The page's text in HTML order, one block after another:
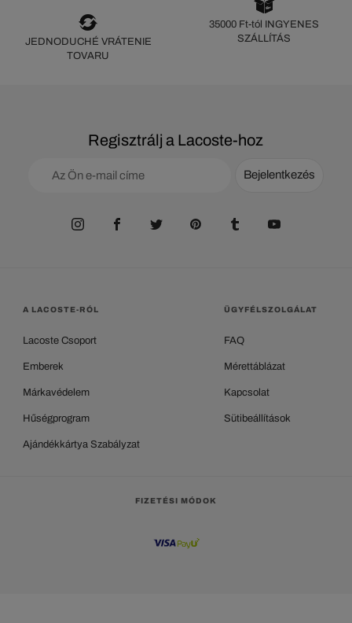
JEDNODUCHÉ VRÁTENIE
TOVARU
35000 Ft-tól INGYENES
SZÁLLÍTÁS
Regisztrálj a Lacoste-hoz
Bejelentkezés
A LACOSTE-RÓL
Lacoste Csoport
Emberek
Márkavédelem
Hűségprogram
Ajándékkártya Szabályzat
ÜGYFÉLSZOLGÁLAT
FAQ
Mérettáblázat
Kapcsolat
Sütibeállítások
FIZETÉSI MÓDOK